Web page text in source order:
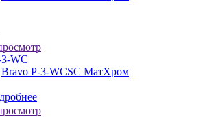
Bravo P-3-WCSC МатХром